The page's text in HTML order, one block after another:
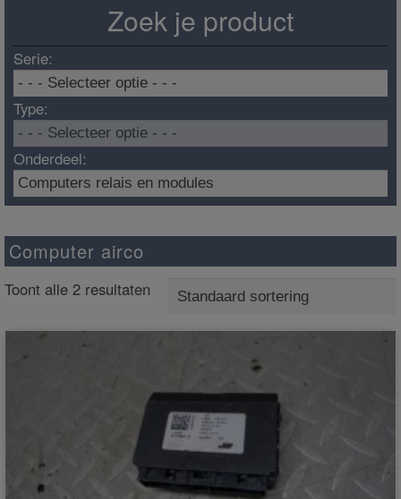
Zoek je product
Serie:
Type:
Onderdeel:
Computer airco
Toont alle 2 resultaten